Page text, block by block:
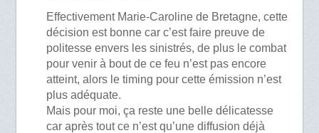
Effectivement Marie-Caroline de Bretagne, cette
décision est bonne car c’est faire preuve de
politesse envers les sinistrés, de plus le combat
pour venir à bout de ce feu n’est pas encore
atteint, alors le timing pour cette émission n’est
plus adéquate.
Mais pour moi, ça reste une belle délicatesse
car après tout ce n’est qu’une diffusion déjà